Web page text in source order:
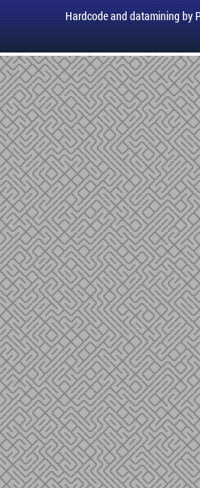
Hardcode and datamining by